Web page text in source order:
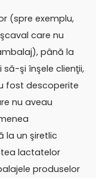
(spre exemplu,
care nu
până la
şi înşele clienţii,
fost descoperite
nu aveau
la un şiretlic
lactatelor
produselor